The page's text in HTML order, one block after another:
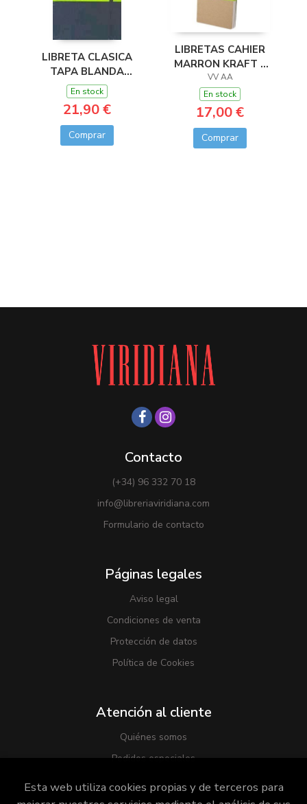
LIBRETA CLASICA
TAPA BLANDA
NEGRA L LISA
En stock
21,90 €
Comprar
LIBRETAS CAHIER
MARRON KRAFT L
LISAS (SET DE 3)
VV AA
En stock
17,00 €
Comprar
Contacto
(+34) 96 332 70 18
info@libreriaviridiana.com
Formulario de contacto
Páginas legales
Aviso legal
Condiciones de venta
Protección de datos
Política de Cookies
Atención al cliente
Quiénes somos
Pedidos especiales
Esta web utiliza cookies propias y de terceros para